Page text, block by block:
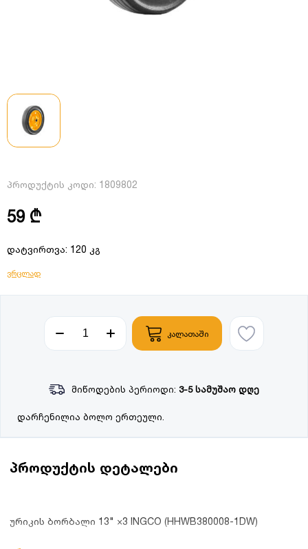
პროდუქტის კოდი: 1809802
59 ₾
დატვირთვა: 120 კგ
ვრცლად
კალათაში
მიწოდების პერიოდი: 3-5 სამუშაო დღე
დარჩენილია ბოლო ერთეული.
პროდუქტის დეტალები
ურიკის ბორბალი 13" ×3 INGCO (HHWB380008-1DW)